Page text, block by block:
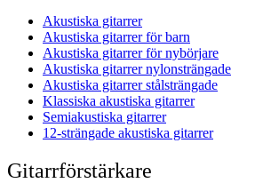
Akustiska gitarrer
Akustiska gitarrer för barn
Akustiska gitarrer för nybörjare
Akustiska gitarrer nylonsträngade
Akustiska gitarrer stålsträngade
Klassiska akustiska gitarrer
Semiakustiska gitarrer
12-strängade akustiska gitarrer
Gitarrförstärkare